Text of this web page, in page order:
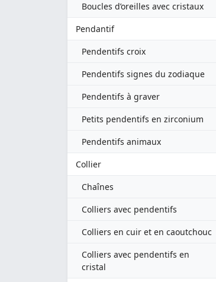
Boucles d’oreilles avec cristaux
Pendantif
Pendentifs croix
Pendentifs signes du zodiaque
Pendentifs à graver
Petits pendentifs en zirconium
Pendentifs animaux
Collier
Chaînes
Colliers avec pendentifs
Colliers en cuir et en caoutchouc
Colliers avec pendentifs en
cristal